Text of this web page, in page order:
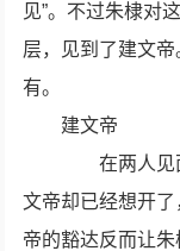
见”。不过朱棣对
层，见到了建文
有。
建文帝
在两人见面
文帝却已经想开
帝的豁达反而让